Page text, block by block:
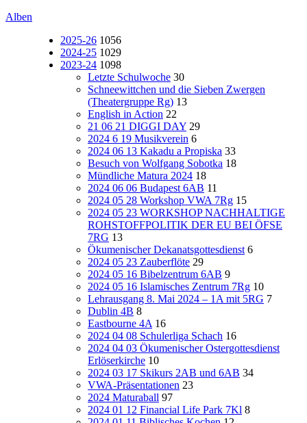
Alben
2025-26 1056
2024-25 1029
2023-24 1098
Letzte Schulwoche 30
Schneewittchen und die Sieben Zwergen
(Theatergruppe Rg) 13
English in Action 22
21 06 21 DIGGI DAY 29
2024 6 19 Musikverein 6
2024 06 13 Kakadu a Propiska 33
Besuch von Wolfgang Sobotka 18
Mündliche Matura 2024 18
2024 06 06 Budapest 6AB 11
2024 05 28 Workshop VWA 7Rg 15
2024 05 23 WORKSHOP NACHHALTIGE
ROHSTOFFPOLITIK DER EU BEI ÖFSE
7RG 13
Ökumenischer Dekanatsgottesdienst 6
2024 05 23 Zauberflöte 29
2024 05 16 Bibelzentrum 6AB 9
2024 05 16 Islamisches Zentrum 7Rg 10
Lehrausgang 8. Mai 2024 – 1A mit 5RG 7
Dublin 4B 8
Eastbourne 4A 16
2024 04 08 Schulerliga Schach 16
2024 04 03 Ökumenischer Ostergottesdienst
Erlöserkirche 10
2024 03 17 Skikurs 2AB und 6AB 34
VWA-Präsentationen 23
2024 Maturaball 97
2024 01 12 Financial Life Park 7Kl 8